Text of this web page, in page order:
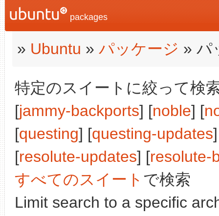
packages
» Ubuntu » パッケージ » パ
特定のスイートに絞って検
[jammy-backports] [noble] [
[questing] [questing-updates
[resolute-updates] [resolute-
すべてのスイート で検索
Limit search to a specific